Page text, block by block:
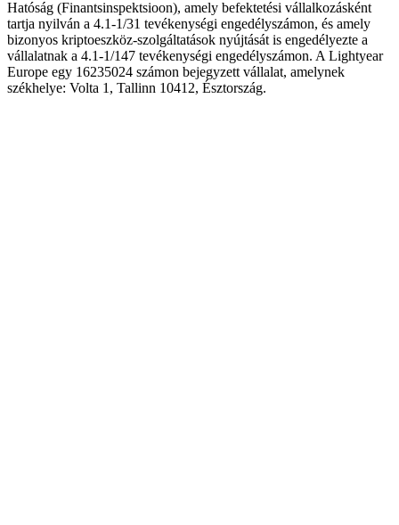
Hatóság (Finantsinspektsioon), amely befektetési vállalkozásként
tartja nyilván a 4.1-1/31 tevékenységi engedélyszámon, és amely
bizonyos kriptoeszköz-szolgáltatások nyújtását is engedélyezte a
vállalatnak a 4.1-1/147 tevékenységi engedélyszámon. A Lightyear
Europe egy 16235024 számon bejegyzett vállalat, amelynek
székhelye: Volta 1, Tallinn 10412, Észtország.